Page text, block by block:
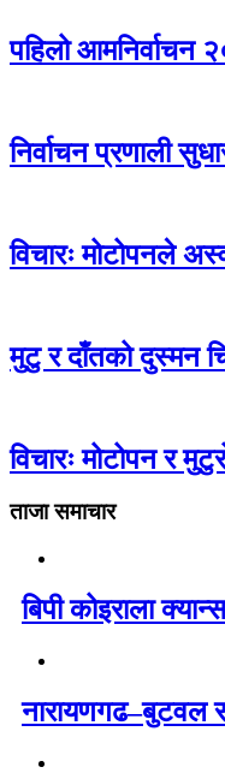
पहिलो आमनिर्वाचन
निर्वाचन प्रणाली
विचारः मोटोपनले
मुटु र दाँतको दुस्मन
विचारः मोटोपन र
ताजा समाचार
बिपी कोइराला
नारायणगढ–बुटवल